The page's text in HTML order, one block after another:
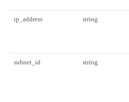
ip_address string
subnet_id string